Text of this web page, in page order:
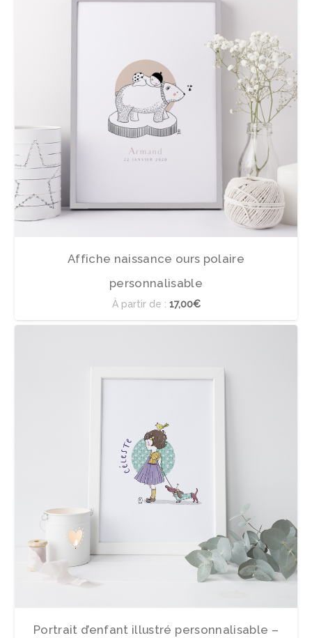
Affiche naissance ours polaire
personnalisable
À partir de : 17,00€
Portrait d’enfant illustré personnalisable –